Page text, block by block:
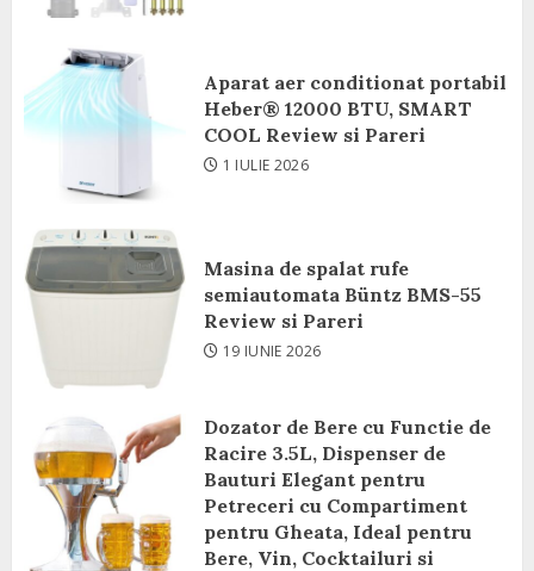
Aparat aer conditionat portabil
Heber® 12000 BTU, SMART
COOL Review si Pareri
1 IULIE 2026
Masina de spalat rufe
semiautomata Büntz BMS-55
Review si Pareri
19 IUNIE 2026
Dozator de Bere cu Functie de
Racire 3.5L, Dispenser de
Bauturi Elegant pentru
Petreceri cu Compartiment
pentru Gheata, Ideal pentru
Bere, Vin, Cocktailuri si